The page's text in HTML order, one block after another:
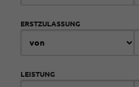
ERSTZULASSUNG
LEISTUNG